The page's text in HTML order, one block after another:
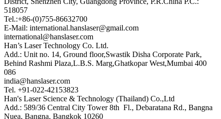
518057
Tel.:+86-(0)755-86632700
E-Mail: international.hanslaser@gmail.com
international@hanslaser.com
Han’s Laser Technology Co. Ltd.
Add.: Unit no. 14, Ground floor,Swastik Disha Corporate Park,
Behind Rashmi Plaza,L.B.S. Marg,Ghatkopar West,Mumbai 400
086
india@hanslaser.com
Tel. +91-022-42153823
Han's Laser Science & Technology (Thailand) Co.,Ltd
Add.: 589/36 Central City Tower 8th Fl., Debaratana Rd., Bangna
Nuea, Bangna, Bangkok 10260